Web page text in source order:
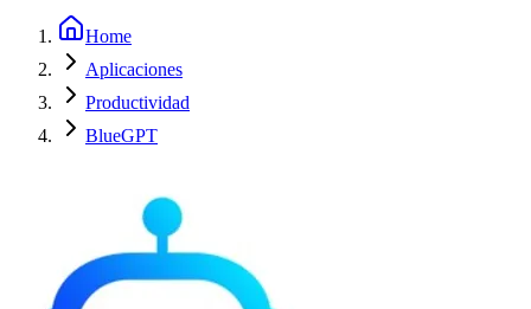
Home
Aplicaciones
Productividad
BlueGPT